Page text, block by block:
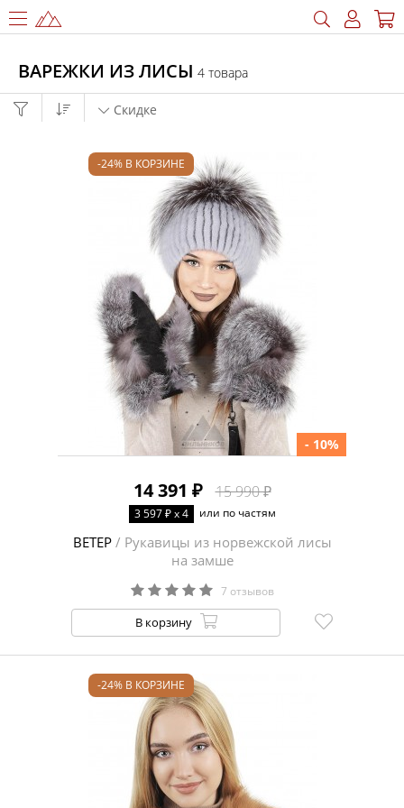
ВАРЕЖКИ ИЗ ЛИСЫ 4 товара
Скидке
-24% В КОРЗИНЕ
14 391 ₽ 15 990 ₽
- 10%
3 597 ₽ x 4 или по частям
ВЕТЕР/ Рукавицы из норвежской лисы
на замше
7 отзывов
В корзину
-24% В КОРЗИНЕ